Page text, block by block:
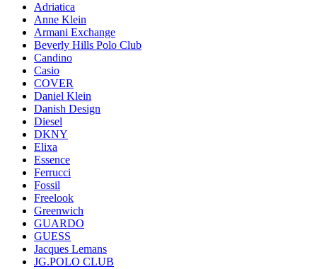
Adriatica
Anne Klein
Armani Exchange
Beverly Hills Polo Club
Candino
Casio
COVER
Daniel Klein
Danish Design
Diesel
DKNY
Elixa
Essence
Ferrucci
Fossil
Freelook
Greenwich
GUARDO
GUESS
Jacques Lemans
JG.POLO CLUB